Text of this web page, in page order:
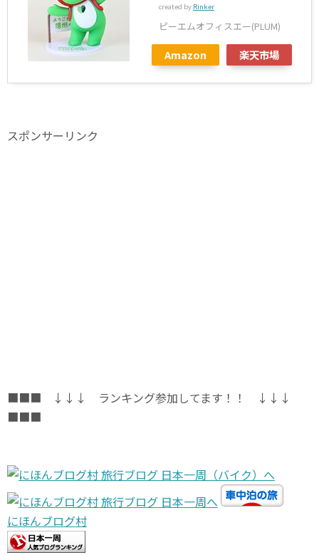
created by Rinker
ピーエムオフィスエー(PLUM)
Amazon 楽天市場
スポンサーリンク
■■■ ↓↓↓ ランキング参加してます！！ ↓↓↓
■■■
にほんブログ村